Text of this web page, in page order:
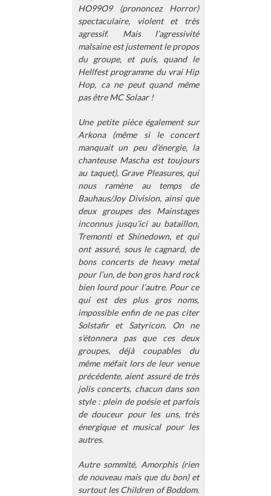
HO99O9 (prononcez Horror)
spectaculaire, violent et très
agressif. Mais l’agressivité
malsaine est justement le propos
du groupe, et puis, quand le
Hellfest programme du vrai Hip
Hop, ca ne peut quand même
pas être MC Solaar !
Une petite pièce également sur
Arkona (même si le concert
manquait un peu d’énergie, la
chanteuse Mascha est toujours
au taquet), Grave Pleasures, qui
nous ramène au temps de
Bauhaus/Joy Division, ainsi que
deux groupes des Mainstages
inconnus jusqu’ici au bataillon,
Tremonti et Shinedown, et qui
ont assuré, sous le cagnard, de
bons concerts de heavy metal
pour l’un, de bon gros hard rock
bien lourd pour l’autre. Pour ce
qui est des plus gros noms,
impossible enfin de ne pas citer
Solstafir et Satyricon. On ne
s’étonnera pas que ces deux
groupes, déjà coupables du
même méfait lors de leur venue
précédente, aient assuré de très
jolis concerts, chacun dans son
style : plein de poésie et parfois
de douceur pour les uns, très
énergique et musical pour les
autres.
Autre sommité, Amorphis (rien
de nouveau mais que du bon) et
surtout les Children of Boddom.